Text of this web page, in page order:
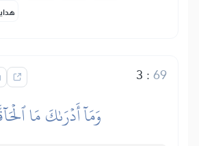
3 :69
وَمَآ أَدۡرَىٰكَ مَا